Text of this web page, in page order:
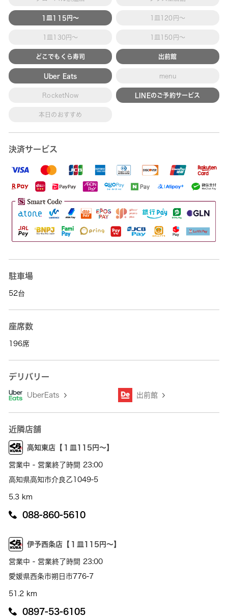
1皿115円～ 1皿120円～
1皿130円～ 1皿150円～
どこでもくら寿司 出前館
Uber Eats menu
RocketNow LINEのご予約サービス
本日のおすすめ
決済サービス
駐車場
52台
座席数
196席
デリバリー
UberEats 出前館
近隣店舗
高知東店【１皿115円～】
営業中 - 営業終了時間 23:00
高知県高知市介良乙1049-5
5.3 km
088-860-5610
伊予西条店【１皿115円～】
営業中 - 営業終了時間 23:00
愛媛県西条市朔日市776-7
51.2 km
0897-53-6105